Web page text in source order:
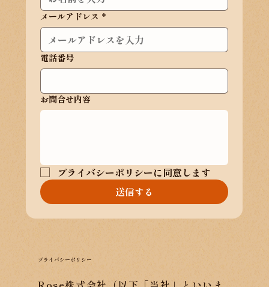
メールアドレス *
電話番号
お問合せ内容
プライバシーポリシーに同意します
送信する
プライバシーポリシー